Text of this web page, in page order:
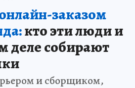
заказом
кто эти люди и
деле собирают
и сборщиком,